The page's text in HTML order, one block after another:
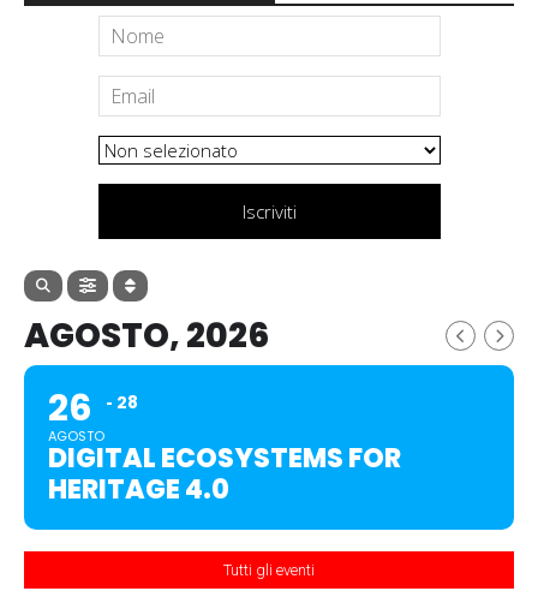
Iscriviti
AGOSTO, 2026
26
AGOSTO
28
DIGITAL ECOSYSTEMS FOR
HERITAGE 4.0
Tutti gli eventi